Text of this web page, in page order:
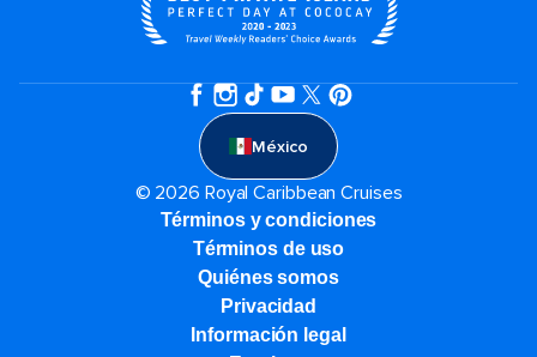
México
© 2026 Royal Caribbean Cruises
Términos y condiciones
Términos de uso
Quiénes somos
Privacidad
Información legal